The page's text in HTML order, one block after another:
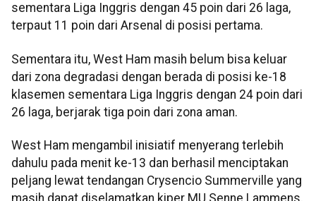
sementara Liga Inggris dengan 45 poin dari 26 laga,
terpaut 11 poin dari Arsenal di posisi pertama.
Sementara itu, West Ham masih belum bisa keluar
dari zona degradasi dengan berada di posisi ke-18
klasemen sementara Liga Inggris dengan 24 poin dari
26 laga, berjarak tiga poin dari zona aman.
West Ham mengambil inisiatif menyerang terlebih
dahulu pada menit ke-13 dan berhasil menciptakan
peljang lewat tendangan Crysencio Summerville yang
masih dapat diselamatkan kiper MU Senne Lammens.